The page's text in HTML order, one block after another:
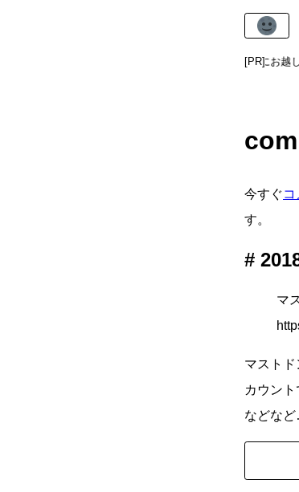
[PR]
吉祥寺のハーモニカ横丁にお越
今すぐ
す。
マ
マスト
カウン
などな